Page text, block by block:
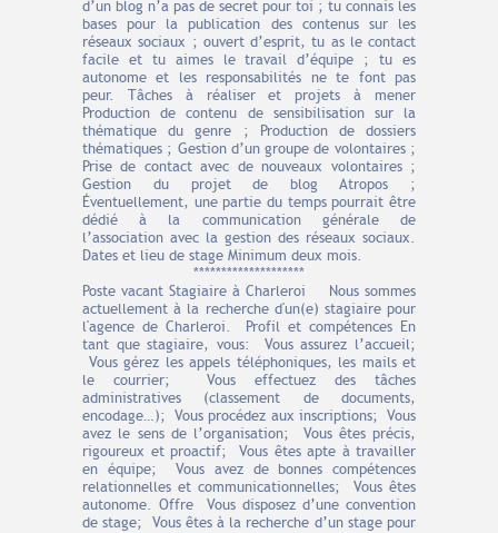
d’un blog n’a pas de secret pour toi ; tu connais les
bases pour la publication des contenus sur les
réseaux sociaux ; ouvert d’esprit, tu as le contact
facile et tu aimes le travail d’équipe ; tu es
autonome et les responsabilités ne te font pas
peur. Tâches à réaliser et projets à mener
Production de contenu de sensibilisation sur la
thématique du genre ; Production de dossiers
thématiques ; Gestion d’un groupe de volontaires ;
Prise de contact avec de nouveaux volontaires ;
Gestion du projet de blog Atropos ;
Éventuellement, une partie du temps pourrait être
dédié à la communication générale de
l’association avec la gestion des réseaux sociaux.
Dates et lieu de stage Minimum deux mois.
********************
Poste vacant Stagiaire à Charleroi Nous sommes
actuellement à la recherche d'un(e) stagiaire pour
l'agence de Charleroi. Profil et compétences En
tant que stagiaire, vous: Vous assurez l’accueil;
Vous gérez les appels téléphoniques, les mails et
le courrier; Vous effectuez des tâches
administratives (classement de documents,
encodage…); Vous procédez aux inscriptions; Vous
avez le sens de l’organisation; Vous êtes précis,
rigoureux et proactif; Vous êtes apte à travailler
en équipe; Vous avez de bonnes compétences
relationnelles et communicationnelles; Vous êtes
autonome. Offre Vous disposez d’une convention
de stage; Vous êtes à la recherche d’un stage pour